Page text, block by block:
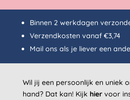
Binnen 2 werkdagen
Verzendkosten vanaf €3,74
Mailons als je liever een
Wil jij een persoonlijk en uniek
hand? Dat kan! Kijk hiervoor